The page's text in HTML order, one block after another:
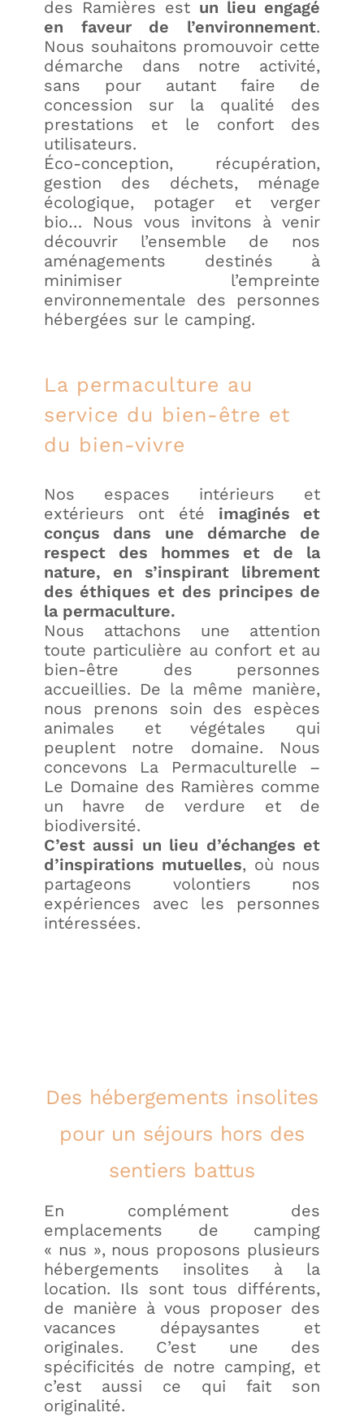
des Ramières est un lieu engagé
en faveur de l’environnement.
Nous souhaitons promouvoir cette
démarche dans notre activité,
sans pour autant faire de
concession sur la qualité des
prestations et le confort des
utilisateurs.
Éco-conception, récupération,
gestion des déchets, ménage
écologique, potager et verger
bio… Nous vous invitons à venir
découvrir l’ensemble de nos
aménagements destinés à
minimiser l’empreinte
environnementale des personnes
hébergées sur le camping.
La permaculture au
service du bien-être et
du bien-vivre
Nos espaces intérieurs et
extérieurs ont été imaginés et
conçus dans une démarche de
respect des hommes et de la
nature, en s’inspirant librement
des éthiques et des principes de
la permaculture.
Nous attachons une attention
toute particulière au confort et au
bien-être des personnes
accueillies. De la même manière,
nous prenons soin des espèces
animales et végétales qui
peuplent notre domaine. Nous
concevons La Permaculturelle –
Le Domaine des Ramières comme
un havre de verdure et de
biodiversité.
C’est aussi un lieu d’échanges et
d’inspirations mutuelles, où nous
partageons volontiers nos
expériences avec les personnes
intéressées.
Des hébergements insolites
pour un séjours hors des
sentiers battus
En complément des
emplacements de camping
« nus », nous proposons plusieurs
hébergements insolites à la
location. Ils sont tous différents,
de manière à vous proposer des
vacances dépaysantes et
originales. C’est une des
spécificités de notre camping, et
c’est aussi ce qui fait son
originalité.